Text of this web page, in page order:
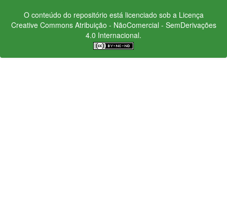
O conteúdo do repositório está licenciado sob a Licença
Creative CommonsAtribuição - NãoComercial - SemDerivações
4.0 Internacional.